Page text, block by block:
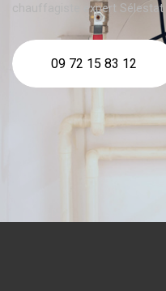
chauffagiste expert Sélestat
09 72 15 83 12